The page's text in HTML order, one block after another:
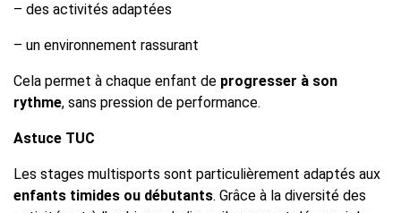
– des activités adaptées
– un environnement rassurant
Cela permet à chaque enfant de progresser à son
rythme, sans pression de performance.
Astuce TUC
Les stages multisports sont particulièrement adaptés aux
enfants timides ou débutants. Grâce à la diversité des